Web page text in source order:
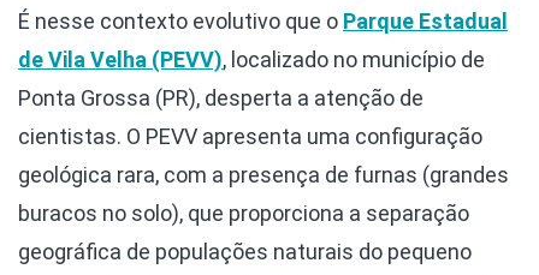
É nesse contexto evolutivo que o Parque Estadual
de Vila Velha (PEVV), localizado no município de
Ponta Grossa (PR), desperta a atenção de
cientistas. O PEVV apresenta uma configuração
geológica rara, com a presença de furnas (grandes
buracos no solo), que proporciona a separação
geográfica de populações naturais do pequeno